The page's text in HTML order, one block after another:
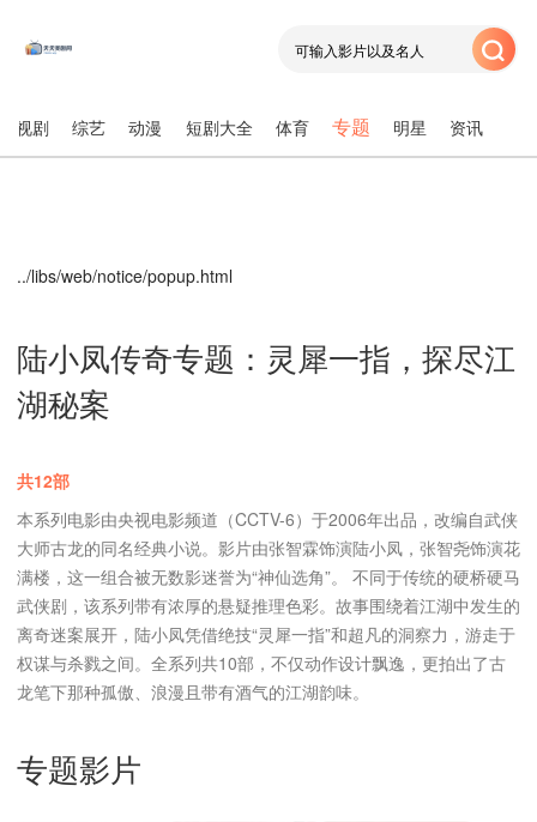
视剧 综艺 动漫 短剧大全 体育 专题 明星 资讯
../libs/web/notice/popup.html
陆小凤传奇专题：灵犀一指，探尽江
湖秘案
共12部
本系列电影由央视电影频道（CCTV-6）于2006年出品，改编自武侠
大师古龙的同名经典小说。影片由张智霖饰演陆小凤，张智尧饰演花
满楼，这一组合被无数影迷誉为“神仙选角”。 不同于传统的硬桥硬马
武侠剧，该系列带有浓厚的悬疑推理色彩。故事围绕着江湖中发生的
离奇迷案展开，陆小凤凭借绝技“灵犀一指”和超凡的洞察力，游走于
权谋与杀戮之间。全系列共10部，不仅动作设计飘逸，更拍出了古
龙笔下那种孤傲、浪漫且带有酒气的江湖韵味。
专题影片